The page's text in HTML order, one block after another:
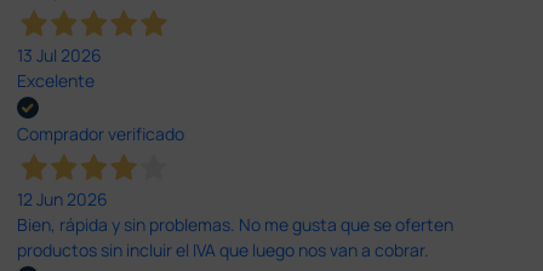
13 Jul 2026
Excelente
Comprador verificado
12 Jun 2026
Bien, rápida y sin problemas. No me gusta que se oferten
productos sin incluir el IVA que luego nos van a cobrar.